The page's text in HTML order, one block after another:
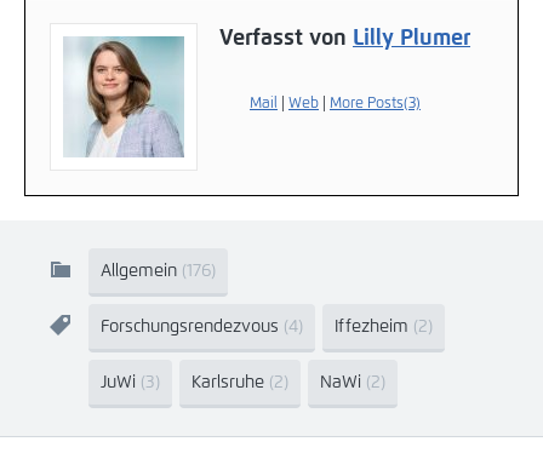
Verfasst von Lilly Plumer
Mail Web More Posts(3)
Allgemein (176)
Forschungsrendezvous (4) Iffezheim (2)
JuWi (3) Karlsruhe (2) NaWi (2)